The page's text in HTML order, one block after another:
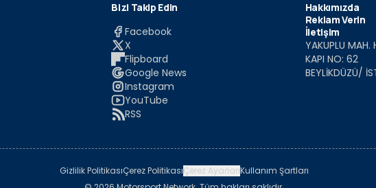
Bizi Takip Edin
Facebook
X
Flipboard
Google News
Instagram
YouTube
RSS
Hakkımızda
Reklam Verin
İletişim
YAKUPLU
KAPI NO: 62
BEYLİKDÜZÜ/
Gizlilik PolitikasıÇerez PolitikasıÇerez AyarlarıKullanım Şartları